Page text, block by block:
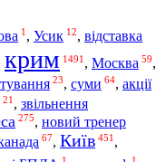
1 , Усик 12, відставка
крим 1491 , Москва 59,
23, суми 64, акції
21 , звільнення
275, новий тренер
67, Київ 451 ,